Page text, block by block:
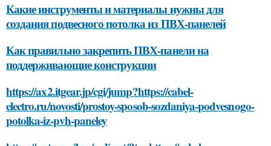
Какие инструменты и материалы нужны для
создания подвесного потолка из ПВХ-панелей
Как правильно закрепить ПВХ-панели на
поддерживающие конструкции
https://ax2.itgear.jp/cgi/jump?https://cabel-
electro.ru/novosti/prostoy-sposob-sozdaniya-podvesnogo-
potolka-iz-pvh-paneley